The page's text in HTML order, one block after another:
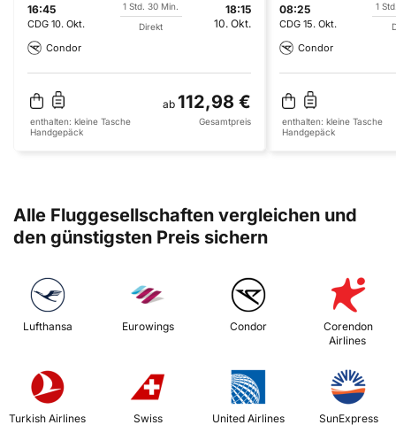
16:45
CDG 10. Okt.
1 Std. 30 Min.
Direkt
18:15
10. Okt.
Condor
ab 112,98 €
enthalten: kleine Tasche
Handgepäck
Gesamtpreis
08:25
CDG 15. Okt.
1
Condor
enthalten: kleine Tasche
Handgepäck
Alle Fluggesellschaften vergleichen und
den günstigsten Preis sichern
Lufthansa Eurowings Condor
Corendon
Airlines
Turkish Airlines United Airlines